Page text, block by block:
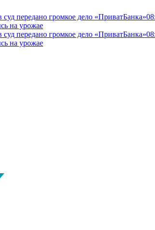
передано громкое дело «ПриватБанка»
на урожае
передано громкое дело «ПриватБанка»
на урожае